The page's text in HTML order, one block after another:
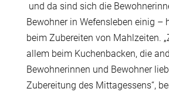
und da sind sich die
Bewohner in Wefensleben einig –
beim Zubereiten von Mahlzeiten.
allem beim Kuchenbacken, die
Bewohnerinnen und Bewohner
Zubereitung des Mittagessens“,